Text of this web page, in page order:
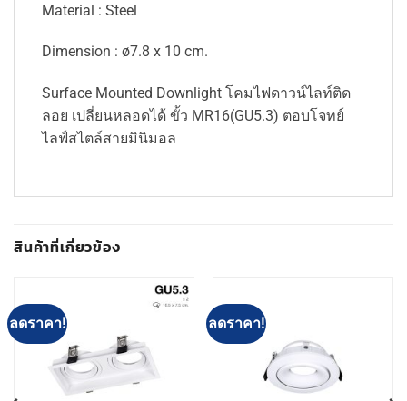
Material : Steel
Dimension : ø7.8 x 10 cm.
Surface Mounted Downlight โคมไฟดาวน์ไลท์ติด
ลอย เปลี่ยนหลอดได้ ขั้ว MR16(GU5.3) ตอบโจทย์
ไลฟ์สไตล์สายมินิมอล
สินค้าที่เกี่ยวข้อง
ลดราคา! ลดราคา!